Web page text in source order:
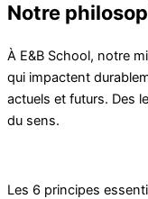
Notre
À E&B School, notre
qui impactent
actuels et futurs. Des
du sens.
Les 6 principes